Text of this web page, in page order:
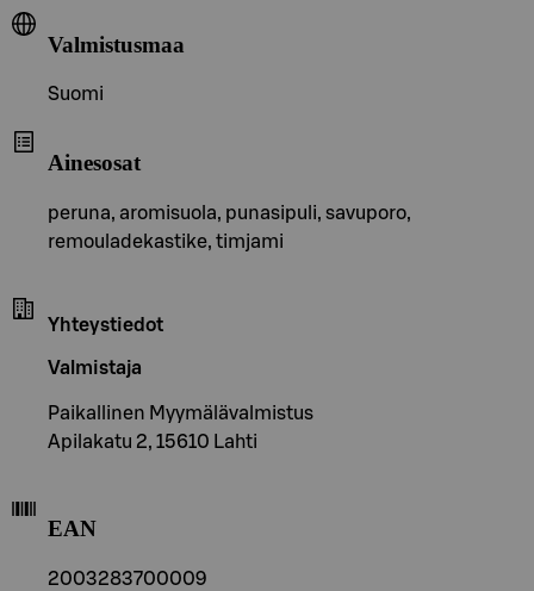
Valmistusmaa
Suomi
Ainesosat
peruna, aromisuola, punasipuli, savuporo,
remouladekastike, timjami
Yhteystiedot
Valmistaja
Paikallinen Myymälävalmistus
Apilakatu 2, 15610 Lahti
EAN
2003283700009